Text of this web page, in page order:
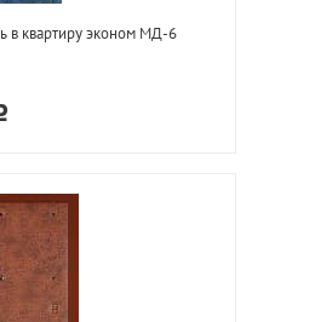
в квартиру эконом МД-6